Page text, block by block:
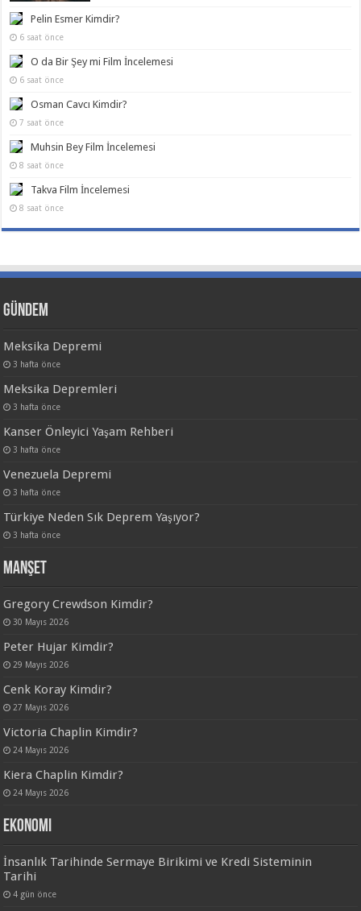
Pelin Esmer Kimdir?
6 saat önce
O da Bir Şey mi Film İncelemesi
6 saat önce
Osman Cavcı Kimdir?
7 saat önce
Muhsin Bey Film İncelemesi
8 saat önce
Takva Film İncelemesi
8 saat önce
Gündem
Meksika Depremi
3 hafta önce
Meksika Depremleri
3 hafta önce
Kanser Önleyici Yaşam Rehberi
3 hafta önce
Venezuela Depremi
3 hafta önce
Türkiye Neden Sık Deprem Yaşıyor?
3 hafta önce
Manşet
Gregory Crewdson Kimdir?
30 Mayıs 2026
Peter Hujar Kimdir?
29 Mayıs 2026
Cenk Koray Kimdir?
27 Mayıs 2026
Victoria Chaplin Kimdir?
24 Mayıs 2026
Kiera Chaplin Kimdir?
24 Mayıs 2026
Ekonomi
İnsanlık Tarihinde Sermaye Birikimi ve Kredi Sisteminin
Tarihi
4 gün önce